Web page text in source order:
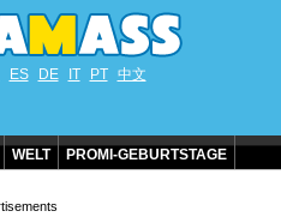
ES DE IT PT 中文
WELT PROMI-GEBURTSTAGE